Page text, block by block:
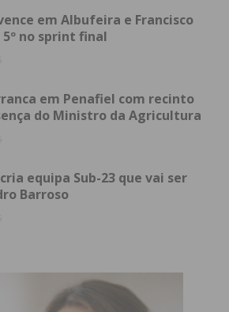
últimos anos e que têm
significativa na resposta
do Conselho de
visitados pela ministra, Carlos
que havia “uma forte
na zona de
“Mas a tutela foi sensível e fez
declarou.
em Albufeira e Francisco
no sprint final
em Penafiel com recinto
do Ministro da Agricultura
equipa Sub-23 que vai ser
Barroso